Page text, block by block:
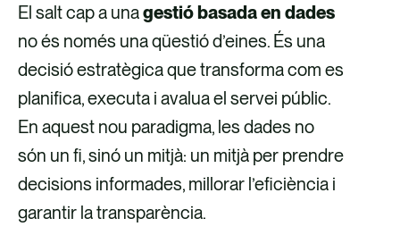
d
i
n
o
o
k
r
ò
n
i
c
El salt cap a unagestió basada en dades
no és només una qüestió d’eines. És una
decisió estratègica que transforma com es
planifica, executa i avalua el servei públic.
En aquest nou paradigma, les dades no
són un fi, sinó un mitjà: un mitjà per prendre
decisions informades, millorar l’eficiència i
garantir la transparència.